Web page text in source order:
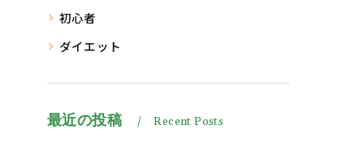
初心者
ダイエット
最近の投稿 Recent Posts